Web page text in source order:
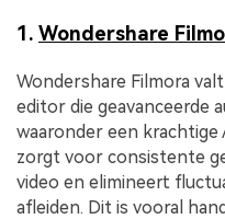
1. Wondershare
Wondershare Filmora
editor die geavanceerde
waaronder een krachtige
zorgt voor consistente
video en elimineert
afleiden. Dit is vooral